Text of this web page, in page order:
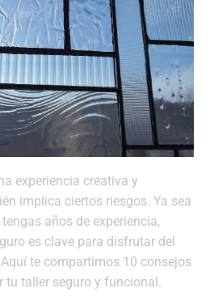
experiencia creativa y
implica ciertos riesgos. Ya sea
años de experiencia,
es clave para disfrutar del
te compartimos 10 consejos
tu taller seguro y funcional.